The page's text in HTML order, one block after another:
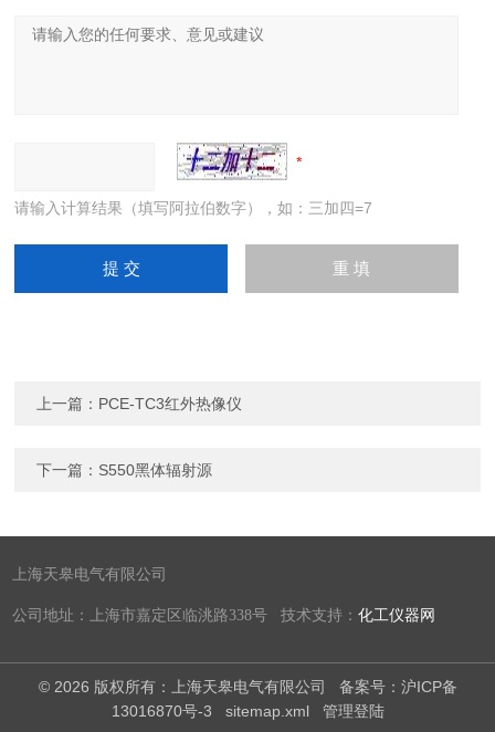
请输入计算结果（填写阿拉伯数字），如：三加四=7
上一篇： PCE-TC3红外热像仪
下一篇： S550黑体辐射源
上海天皋电气有限公司
公司地址：上海市嘉定区临洮路338号 技术支持：化工仪器网
© 2026 版权所有：上海天皋电气有限公司 备案号：沪ICP备
13016870号-3
sitemap.xml 管理登陆